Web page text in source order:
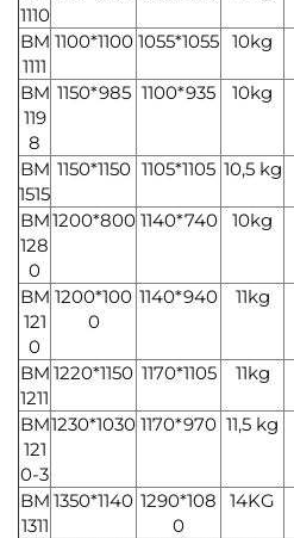
1110
BM
1111
1100*1100 1055*1055 10kg
BM
119
8
1150*985 1100*935 10kg
BM
1515
1150*1150 1105*1105 10,5 kg
BM
128
0
1200*800 1140*740 10kg
BM
121
0
1200*100
0
1140*940 11kg
BM
1211
1220*1150 1170*1105 11kg
BM
121
0-3
1230*1030 1170*970 11,5 kg
BM
1311
1350*1140 1290*108
0
14KG